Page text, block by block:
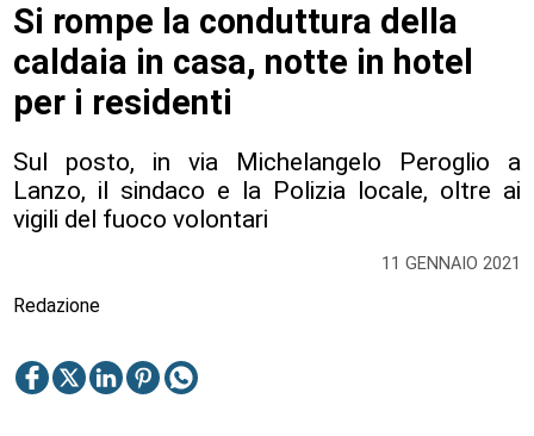
11 GENNAIO 2021
Si rompe la conduttura della
caldaia in casa, notte in hotel
per i residenti
Sul posto, in via Michelangelo Peroglio a
Lanzo, il sindaco e la Polizia locale, oltre ai
vigili del fuoco volontari
Redazione